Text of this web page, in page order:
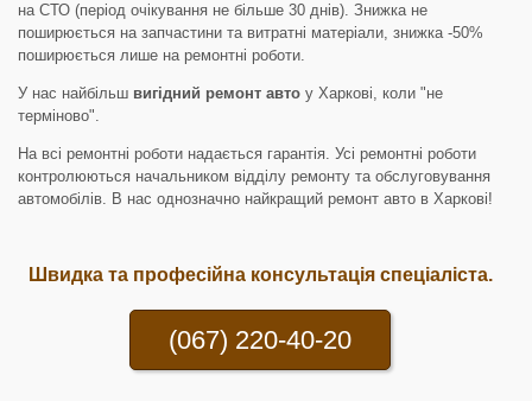
на СТО (період очікування не більше 30 днів). Знижка не
поширюється на запчастини та витратні матеріали, знижка -50%
поширюється лише на ремонтні роботи.
У нас найбільш вигідний ремонт авто у Харкові, коли "не
терміново".
На всі ремонтні роботи надається гарантія. Усі ремонтні роботи
контролюються начальником відділу ремонту та обслуговування
автомобілів. В нас однозначно найкращий ремонт авто в Харкові!
Швидка та професійна консультація спеціаліста.
(067) 220-40-20